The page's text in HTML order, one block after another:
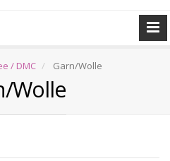
/ DMC Garn/Wolle
Wolle